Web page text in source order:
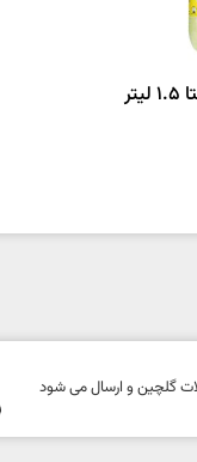
گلچین و ارسال می شود